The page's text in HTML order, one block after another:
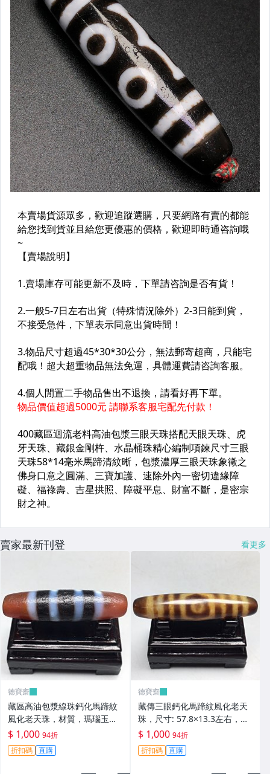
賣家最新刊登 看更多
德寶齋
藏區高油包漿線珠鈣化馬蹄紋
風化老天珠，材質，瑪瑙玉
髓，尺寸：49.4×13左 天珠 瑪
瑙 硃砂【德寶齋】408
$ 1,000 94折
折扣碼 直購
德寶齋
藏傳三眼鈣化馬蹄紋風化老天
珠，尺寸: 57.8×13.3左右，材
質：瑪瑙，玉髓， 天珠 瑪瑙
硃砂【德寶齋】407
$ 1,000 94折
折扣碼 直購